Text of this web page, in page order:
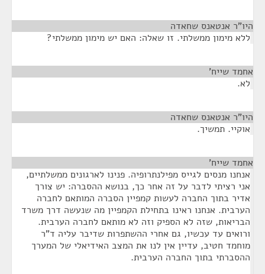
היו"ר אנטאנס שחאדה
ללא מימון ממשלתי. זו שאלה: האם יש מימון ממשלתי?
אחמד שייח’
לא.
היו"ר אנטאנס שחאדה
אוקיי. תמשיך.
אחמד שייח’
אנחנו מנסים לגייס מפילנתרופיה. פנינו לארגונים ממשלתיים,
אני רציתי לדבר על זה אחר כך, בנושא ההסברה: יש צורך
אדיר בתוך החברה לעשות קמפיין הסברה המותאם לחברה
הערבית. אנחנו ראינו בתחילת הקמפיין מה שנעשה דרך משרד
הבריאות, שזה לא הספיק וזה לא מותאם לחברה הערבית.
ורואים עד עכשיו, גם אחרי ההשתפרות שדיבר עליה ד"ר
מוחמד חטיב, עדיין אין לנו את המצב האידיאלי של המערך
ההסברתי בתוך החברה הערבית.